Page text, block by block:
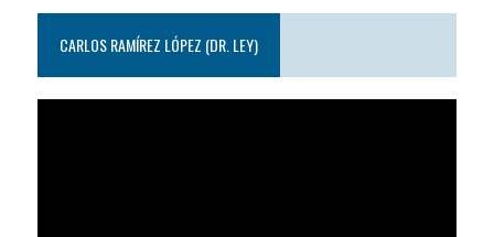
CARLOS RAMÍREZ LÓPEZ (DR. LEY)